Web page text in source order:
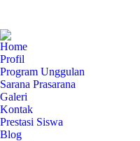
Home
Profil
Program Unggulan
Sarana Prasarana
Galeri
Kontak
Prestasi Siswa
Blog